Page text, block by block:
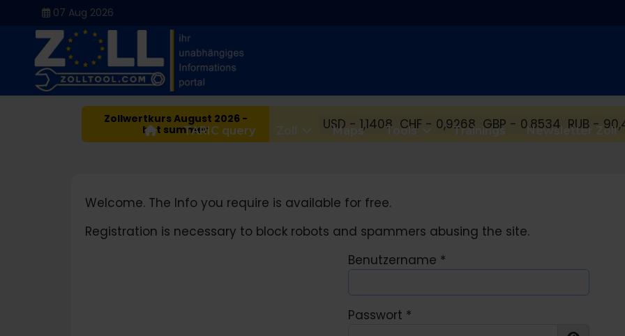
07 Aug 2026
HomeTARIC query Zoll Maps Tools Trainings Newsletter Zoll
Zollwertkurs August 2026 -
hot summer
USD - 1,1408 CHF - 0,9268 GBP - 0,8534 RUB -
Welcome. The Info you require is available for free.
Registration is necessary to block robots and spammers abusing the site.
Benutzername *
Passwort *